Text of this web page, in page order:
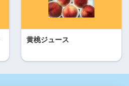
黄桃ジュース